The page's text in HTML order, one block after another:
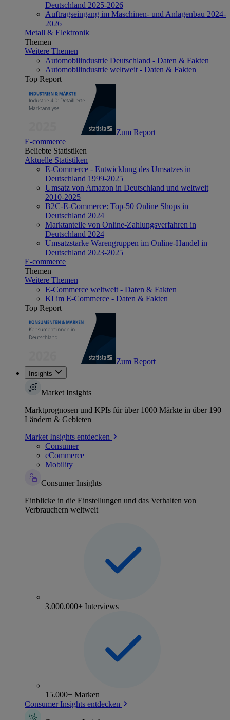
Deutschland 2025-2026
Auftragseingang im Maschinen- und Anlagenbau 2024-
2026
Metall & Elektronik
Themen
Weitere Themen
Automobilindustrie Deutschland - Daten & Fakten
Automobilindustrie weltweit - Daten & Fakten
Top Report
Zum Report
E-commerce
Beliebte Statistiken
Aktuelle Statistiken
E-Commerce - Entwicklung des Umsatzes in
Deutschland 1999-2025
Umsatz von Amazon in Deutschland und weltweit
2010-2025
B2C-E-Commerce: Top-50 Online Shops in
Deutschland 2024
Marktanteile von Online-Zahlungsverfahren in
Deutschland 2024
Umsatzstarke Warengruppen im Online-Handel in
Deutschland 2023-2025
E-commerce
Themen
Weitere Themen
E-Commerce weltweit - Daten & Fakten
KI im E-Commerce - Daten & Fakten
Top Report
Zum Report
Insights
Market Insights
Marktprognosen und KPIs für über 1000 Märkte in über 190
Ländern & Gebieten
Market Insights entdecken
Consumer
eCommerce
Mobility
Consumer Insights
Einblicke in die Einstellungen und das Verhalten von
Verbrauchern weltweit
3.000.000+ Interviews
15.000+ Marken
Consumer Insights entdecken